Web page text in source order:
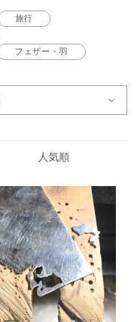
旅行
フェザー・羽
人気順